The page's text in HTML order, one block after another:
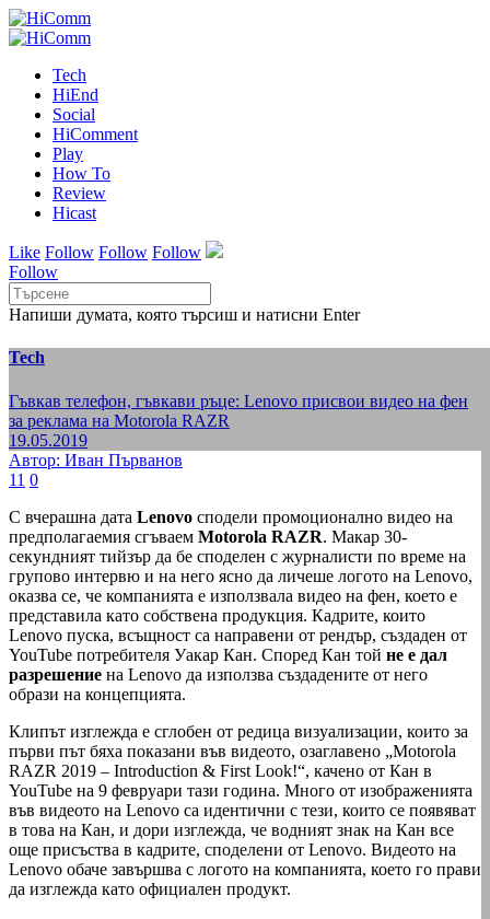
Tech
HiEnd
Social
HiComment
Play
How To
Review
Hicast
Like Follow Follow Follow
Follow
Напиши думата, която търсиш и натисни Enter
Tech
Гъвкав телефон, гъвкави ръце: Lenovo присвои видео на фен
за реклама на Motorola RAZR
19.05.2019
Автор: Иван Първанов
11 0
С вчерашна дата Lenovo сподели промоционално видео на
предполагаемия сгъваем Motorola RAZR. Макар 30-
секундният тийзър да бе споделен с журналисти по време на
групово интервю и на него ясно да личеше логото на Lenovo,
оказва се, че компанията е използвала видео на фен, което е
представила като собствена продукция. Кадрите, които
Lenovo пуска, всъщност са направени от рендър, създаден от
YouTube потребителя Уакар Кан. Според Кан той не е дал
разрешение на Lenovo да използва създадените от него
образи на концепцията.
Клипът изглежда е сглобен от редица визуализации, които за
първи път бяха показани във видеото, озаглавено „Motorola
RAZR 2019 – Introduction & First Look!“, качено от Кан в
YouTube на 9 февруари тази година. Много от изображенията
във видеото на Lenovo са идентични с тези, които се появяват
в това на Кан, и дори изглежда, че водният знак на Кан все
още присъства в кадрите, споделени от Lenovo. Видеото на
Lenovo обаче завършва с логото на компанията, което го прави
да изглежда като официален продукт.